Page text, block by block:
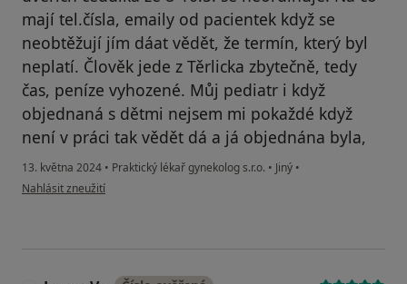
mají tel.čísla, emaily od pacientek když se
neobtěžují jím dáat vědět, že termín, který byl
neplatí. Člověk jede z Těrlicka zbytečně, tedy
čas, peníze vyhozené. Můj pediatr i když
objednaná s dětmi nejsem mi pokaždé když
není v práci tak vědět dá a já objednána byla,
13. května 2024 • Praktický lékař gynekolog s.r.o. • Jiný •
podle názoru uživatele anonym
Nahlásit zneužití